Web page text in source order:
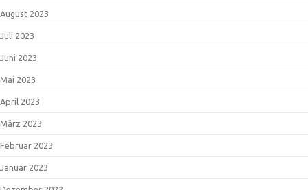
August 2023
Juli 2023
Juni 2023
Mai 2023
April 2023
März 2023
Februar 2023
Januar 2023